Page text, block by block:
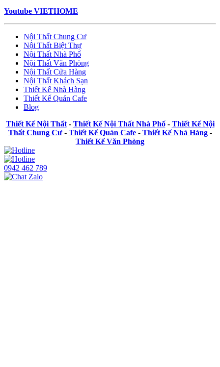
Youtube VIETHOME
Nội Thất Chung Cư
Nội Thất Biệt Thự
Nội Thất Nhà Phố
Nội Thất Văn Phòng
Nội Thất Cửa Hàng
Nội Thất Khách Sạn
Thiết Kế Nhà Hàng
Thiết Kế Quán Cafe
Blog
Thiết Kế Nội Thất- Thiết Kế Nội Thất Nhà Phố- Thiết Kế Nội
Thất Chung Cư- Thiết Kế Quán Cafe- Thiết Kế Nhà Hàng-
Thiết Kế Văn Phòng
0942 462 789